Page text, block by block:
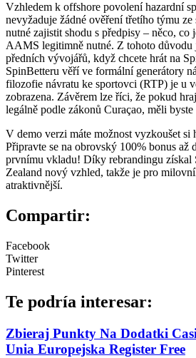
Vzhledem k offshore povolení hazardní
nevyžaduje žádné ověření třetího týmu
nutné zajistit shodu s předpisy – něco, co
AAMS legitimně nutné. Z tohoto důvodu
předních vývojářů, když chcete hrát na
SpinBetteru věří ve formální generátory
filozofie návratu ke sportovci (RTP) je u
zobrazena. Závěrem lze říci, že pokud
legálně podle zákonů Curaçao, měli
V demo verzi máte možnost vyzkoušet si
Připravte se na obrovský 100% bonus až
prvnímu vkladu! Díky rebrandingu získal
Zealand nový vzhled, takže je pro
atraktivnější.
Compartir:
Facebook
Twitter
Pinterest
Te podría interesar:
Zbieraj Punkty Na Dodatki
Unia Europejska Register Free